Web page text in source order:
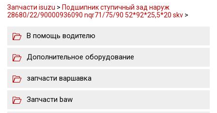
Запчасти isuzu > Подшипник ступичный зад наруж
28680/22/90000936090 nqr71/75/90 52*92*25,5*20 skv >
В помощь водителю
Дополнительное оборудование
запчасти варшавка
Запчасти baw